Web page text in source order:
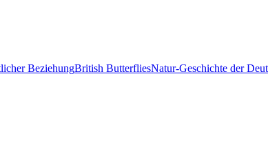
BeziehungBritish ButterfliesNatur-Geschichte der